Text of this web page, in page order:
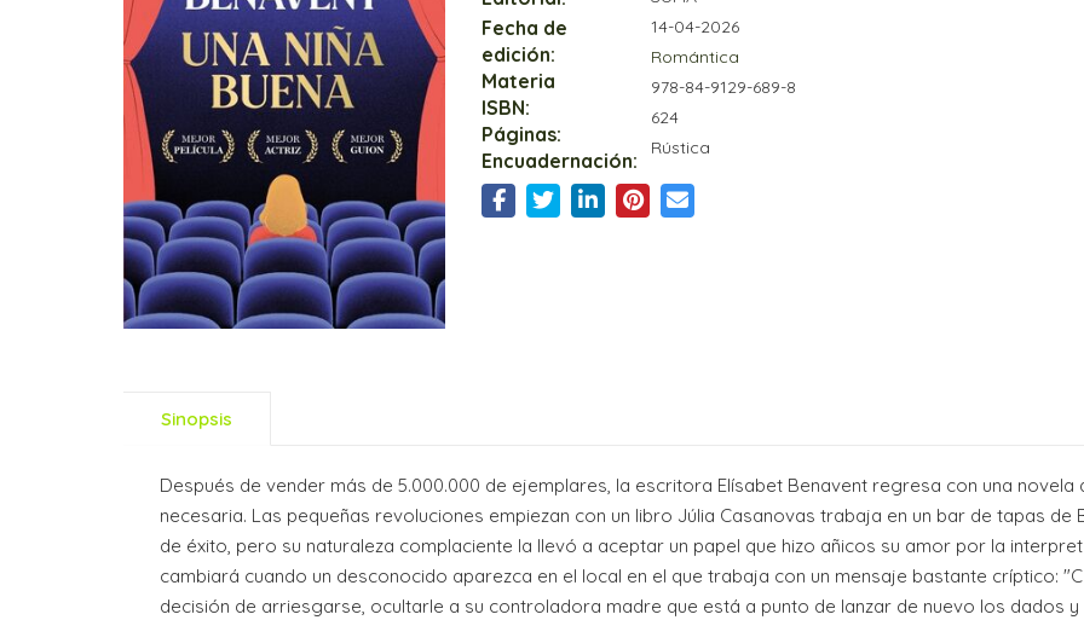
Fecha de
edición:
14-04-2026
Materia
Romántica
ISBN:
978-84-9129-689-8
Páginas:
624
Encuadernación:
Rústica
Sinopsis
Después de vender más de 5.000.000 de ejemplares, la escritora Elísabet Benavent regresa con una
necesaria. Las pequeñas revoluciones empiezan con un libro Júlia Casanovas trabaja en un bar de tapas de
de éxito, pero su naturaleza complaciente la llevó a aceptar un papel que hizo añicos su amor por la
cambiará cuando un desconocido aparezca en el local en el que trabaja con un mensaje bastante críptico:
decisión de arriesgarse, ocultarle a su controladora madre que está a punto de lanzar de nuevo los dados